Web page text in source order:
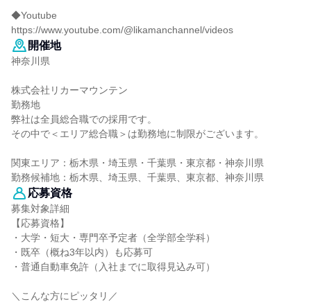
◆Youtube
https://www.youtube.com/@likamanchannel/videos
開催地
神奈川県
株式会社リカーマウンテン
勤務地
弊社は全員総合職での採用です。
その中で＜エリア総合職＞は勤務地に制限がございます。
関東エリア：栃木県・埼玉県・千葉県・東京都・神奈川県
勤務候補地：栃木県、埼玉県、千葉県、東京都、神奈川県
応募資格
募集対象詳細
【応募資格】
・大学・短大・専門卒予定者（全学部全学科）
・既卒（概ね3年以内）も応募可
・普通自動車免許（入社までに取得見込み可）
＼こんな方にピッタリ／